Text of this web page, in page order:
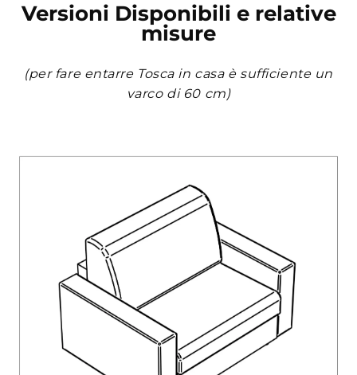
Versioni Disponibili e relative
misure
(per fare entarre Tosca in casa è sufficiente un
varco di 60 cm)